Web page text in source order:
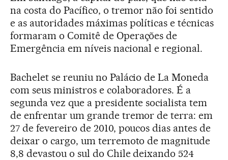
na costa do Pacífico, o tremor não foi sentido
e as autoridades máximas políticas e técnicas
formaram o Comitê de Operações de
Emergência em níveis nacional e regional.
Bachelet se reuniu no Palácio de La Moneda
com seus ministros e colaboradores. É a
segunda vez que a presidente socialista tem
de enfrentar um grande tremor de terra: em
27 de fevereiro de 2010, poucos dias antes de
deixar o cargo, um terremoto de magnitude
8,8 devastou o sul do Chile deixando 524